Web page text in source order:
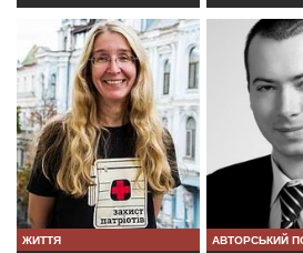
ЖИТТЯ АВТОРСЬКИЙ